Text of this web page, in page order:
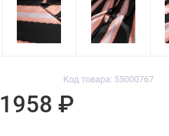
Код товара: 55000767
1958 ₽